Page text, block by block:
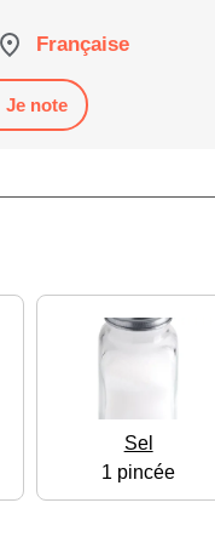
Française
Je note
Sel
1 pincée